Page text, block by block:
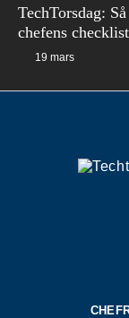
TechTorsdag:
chefens
19 mars